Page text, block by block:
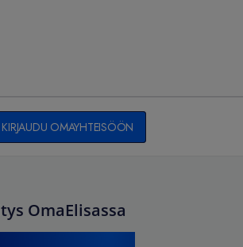
KIRJAUDU OMAYHTEISÖÖN
OmaElisassa